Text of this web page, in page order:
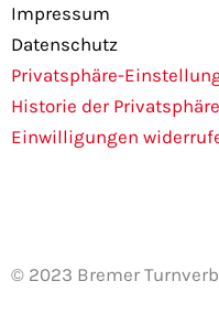
o
k
r
a
m
Impressum
Datenschutz
Privatsphäre-
Historie der
Einwilligungen
© 2023 Bremer